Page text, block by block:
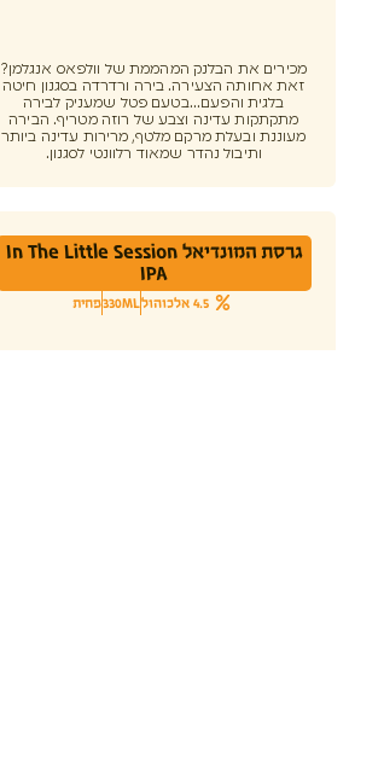
מכירים את הבלנק המהממת של וולפאס אנגלמן?
זאת אחותה הצעירה. בירה ורדרדה בסגנון חיטה
בלגית והפעם...בטעם פטל שמעניק לבירה
מתקתקות עדינה וצבע של רוזה מטריף. הבירה
מעוננת ובעלת מרקם מלטף, מרירות עדינה ביותר
ותיבול נהדר שמאוד רלוונטי לסגנון.
גרסת המונדיאל In The Little Session
IPA
4.5 אלכוהול 330MLפחית